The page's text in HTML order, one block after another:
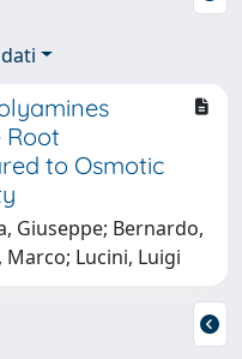
Root
to Osmotic
Giuseppe; Bernardo,
Marco; Lucini, Luigi